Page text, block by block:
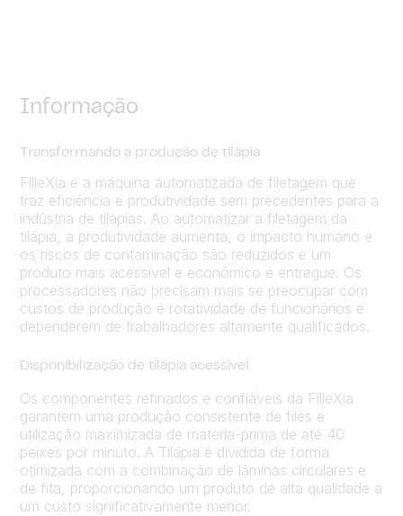
Informação
Transformando a produção de tilápia
FilleXia é a máquina automatizada de filetagem que
traz eficiência e produtividade sem precedentes para a
indústria de tilápias. Ao automatizar a filetagem da
tilápia, a produtividade aumenta, o impacto humano e
os riscos de contaminação são reduzidos e um
produto mais acessível e econômico é entregue. Os
processadores não precisam mais se preocupar com
custos de produção e rotatividade de funcionários e
dependerem de trabalhadores altamente qualificados.
Disponibilização de tilápia acessível
Os componentes refinados e confiáveis ​​da FilleXia
garantem uma produção consistente de filés e
utilização maximizada de matéria-prima de até 40
peixes por minuto. A Tilápia é dividida de forma
otimizada com a combinação de lâminas circulares e
de fita, proporcionando um produto de alta qualidade a
um custo significativamente menor.